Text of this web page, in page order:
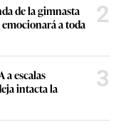
de la gimnasta
a toda
2
a escalas
intacta la
3